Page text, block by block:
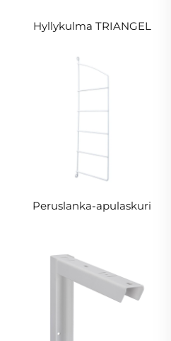
Hyllykulma TRIANGEL
Peruslanka-apulaskuri